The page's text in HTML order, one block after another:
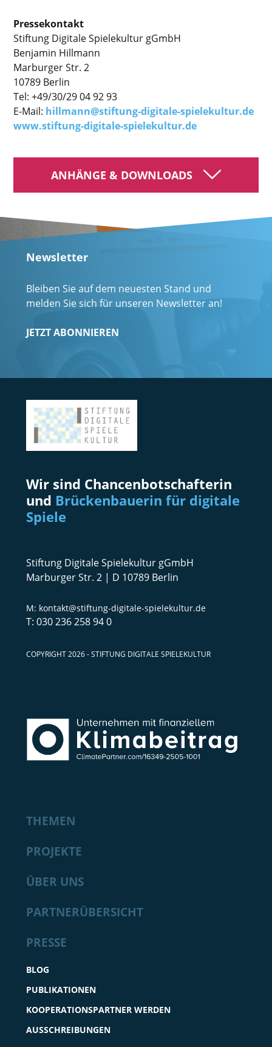
Pressekontakt
Stiftung Digitale Spielekultur gGmbH
Benjamin Hillmann
Marburger Str. 2
10789 Berlin
Tel: +49/30/29 04 92 93
E-Mail: hillmann@stiftung-digitale-spielekultur.de
www.stiftung-digitale-spielekultur.de
ANHÄNGE & DOWNLOADS
Newsletter
Bleiben Sie auf dem neuesten Stand und
melden Sie sich für unseren Newsletter an!
JETZT ABONNIEREN
Wir sind Chancenbotschafterin
und Brückenbauerin für digitale
Spiele
Stiftung Digitale Spielekultur gGmbH
Marburger Str. 2 | D 10789 Berlin
kontakt@stiftung-digitale-spielekultur.de
030 236 258 94 0
COPYRIGHT 2026 - STIFTUNG DIGITALE SPIELEKULTUR
THEMEN
PROJEKTE
ÜBER UNS
PARTNERÜBERSICHT
PRESSE
BLOG
PUBLIKATIONEN
KOOPERATIONSPARTNER WERDEN
AUSSCHREIBUNGEN